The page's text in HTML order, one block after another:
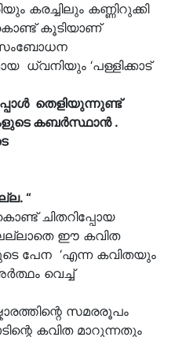
കരച്ചിലും കണ്ണിറുക്കി
കൊണ്ട് കൂടിയാണ്
ധ്വനിയും ‘പള്ളിക്കാട്
തെളിയുന്നുണ്ട്
കബർസ്ഥാൻ .
“
ചിതറിപ്പോയ
ഈ കവിത
പേന ‘എന്ന കവിതയും
വെച്ച്
സമരരൂപം
കവിത മാറുന്നതും